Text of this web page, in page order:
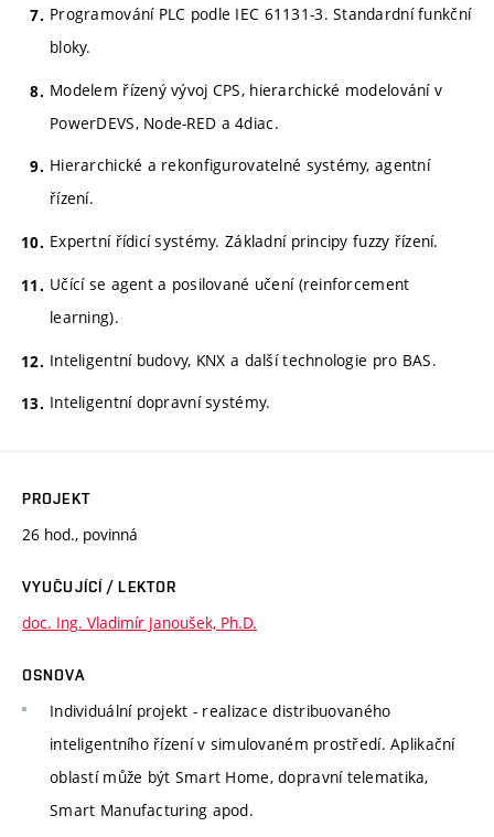
Programování PLC podle IEC 61131-3. Standardní funkční
bloky.
Modelem řízený vývoj CPS, hierarchické modelování v
PowerDEVS, Node-RED a 4diac.
Hierarchické a rekonfigurovatelné systémy, agentní
řízení.
Expertní řídicí systémy. Základní principy fuzzy řízení.
Učící se agent a posilované učení (reinforcement
learning).
Inteligentní budovy, KNX a další technologie pro BAS.
Inteligentní dopravní systémy.
PROJEKT
26 hod., povinná
VYUČUJÍCÍ / LEKTOR
doc. Ing. Vladimír Janoušek, Ph.D.
OSNOVA
Individuální projekt - realizace distribuovaného
inteligentního řízení v simulovaném prostředí. Aplikační
oblastí může být Smart Home, dopravní telematika,
Smart Manufacturing apod.